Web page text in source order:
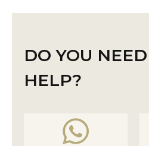
DO YOU NEED
HELP?